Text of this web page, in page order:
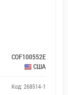
COF100552E
США
Код: 268514-1